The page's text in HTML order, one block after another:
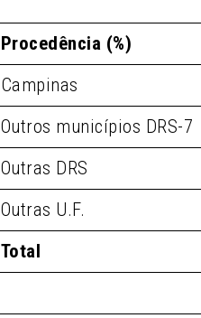
Procedência (%)
Campinas
Outros municípios DRS-7
Outras DRS
Outras U.F.
Total